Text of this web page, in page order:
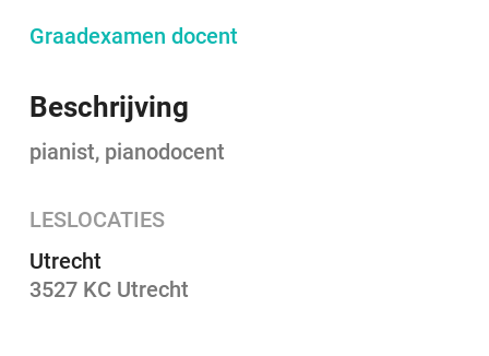
Graadexamen docent
Beschrijving
pianist, pianodocent
LESLOCATIES
Utrecht
3527 KC Utrecht